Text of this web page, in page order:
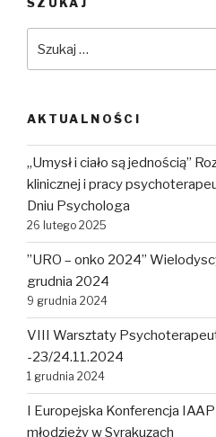
AKTUALNOŚCI
„Umysł i ciało są jednością”
klinicznej i pracy
Dniu Psychologa
26 lutego 2025
”URO – onko 2024”
grudnia 2024
9 grudnia 2024
VIII Warsztaty
-23/24.11.2024
1 grudnia 2024
I Europejska Konferencja
młodzieży w Syrakuzach